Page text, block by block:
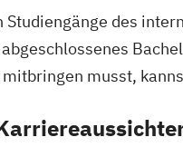
Studiengänge des
musst,